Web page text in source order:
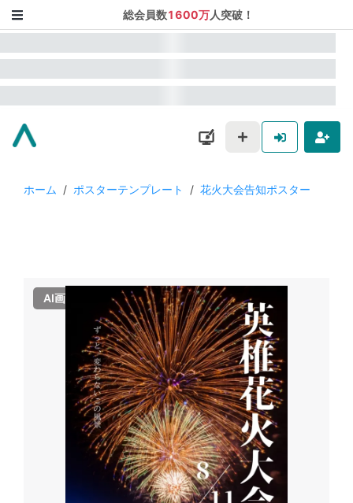
総会員数1600万人突破！
ホーム / ポスターテンプレート / 花火大会告知ポスター
AI画像使用